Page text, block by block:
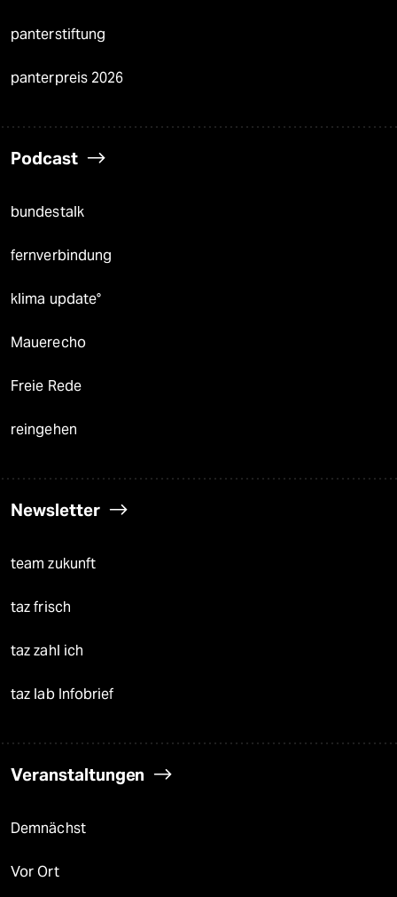
panterstiftung
panterpreis 2026
Podcast
bundestalk
fernverbindung
klima update°
Mauerecho
Freie Rede
reingehen
Newsletter
team zukunft
taz frisch
taz zahl ich
taz lab Infobrief
Veranstaltungen
Demnächst
Vor Ort